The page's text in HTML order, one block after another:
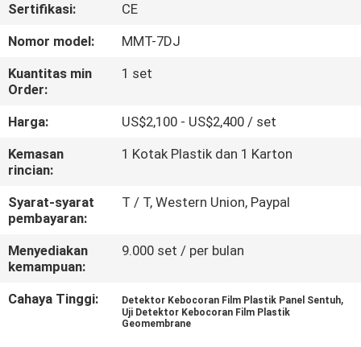
TUR
PABRIK
KONTROL
KUALITAS
HUBUNGI
KAMI
BLOG
PERMINTAAN
Sertifikasi:
CE
Nomor model:
MMT-7DJ
Kuantitas min
Order:
1 set
Harga:
US$2,100 - US$2,400 / set
Kemasan
rincian:
1 Kotak Plastik dan 1 Karton
Syarat-syarat
pembayaran:
T / T, Western Union, Paypal
Menyediakan
kemampuan:
9.000 set / per bulan
Cahaya Tinggi: Detektor Kebocoran Film Plastik Panel Sentuh,
Uji Detektor Kebocoran Film Plastik
Geomembrane